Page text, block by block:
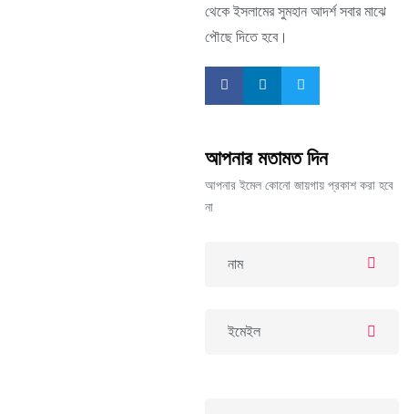
থেকে ইসলামের সুমহান আদর্শ সবার মাঝে
পৌছে দিতে হবে।
আপনার মতামত দিন
আপনার ইমেল কোনো জায়গায় প্রকাশ করা হবে
না